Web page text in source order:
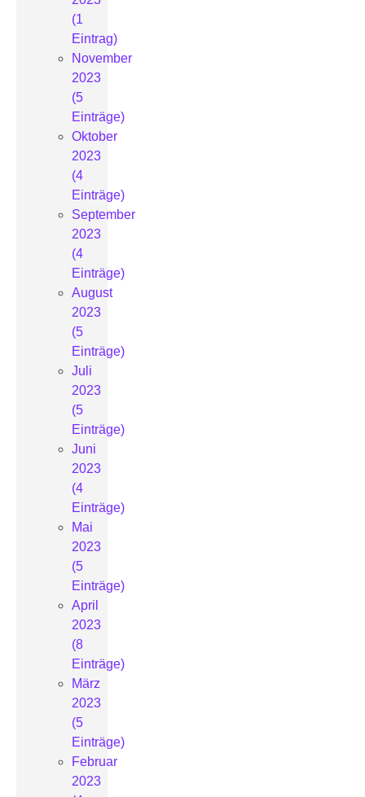
(1
Eintrag)
November
2023
(5
Einträge)
Oktober
2023
(4
Einträge)
September
2023
(4
Einträge)
August
2023
(5
Einträge)
Juli
2023
(5
Einträge)
Juni
2023
(4
Einträge)
Mai
2023
(5
Einträge)
April
2023
(8
Einträge)
März
2023
(5
Einträge)
Februar
2023